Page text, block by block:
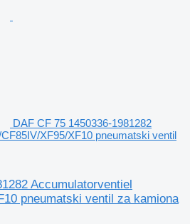
DAF CF 75 1450336-1981282
XF95/XF10 pneumatski ventil
Accumulatorventiel
pneumatski ventil za kamiona